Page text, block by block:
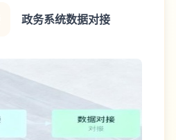
政务系统数据对接